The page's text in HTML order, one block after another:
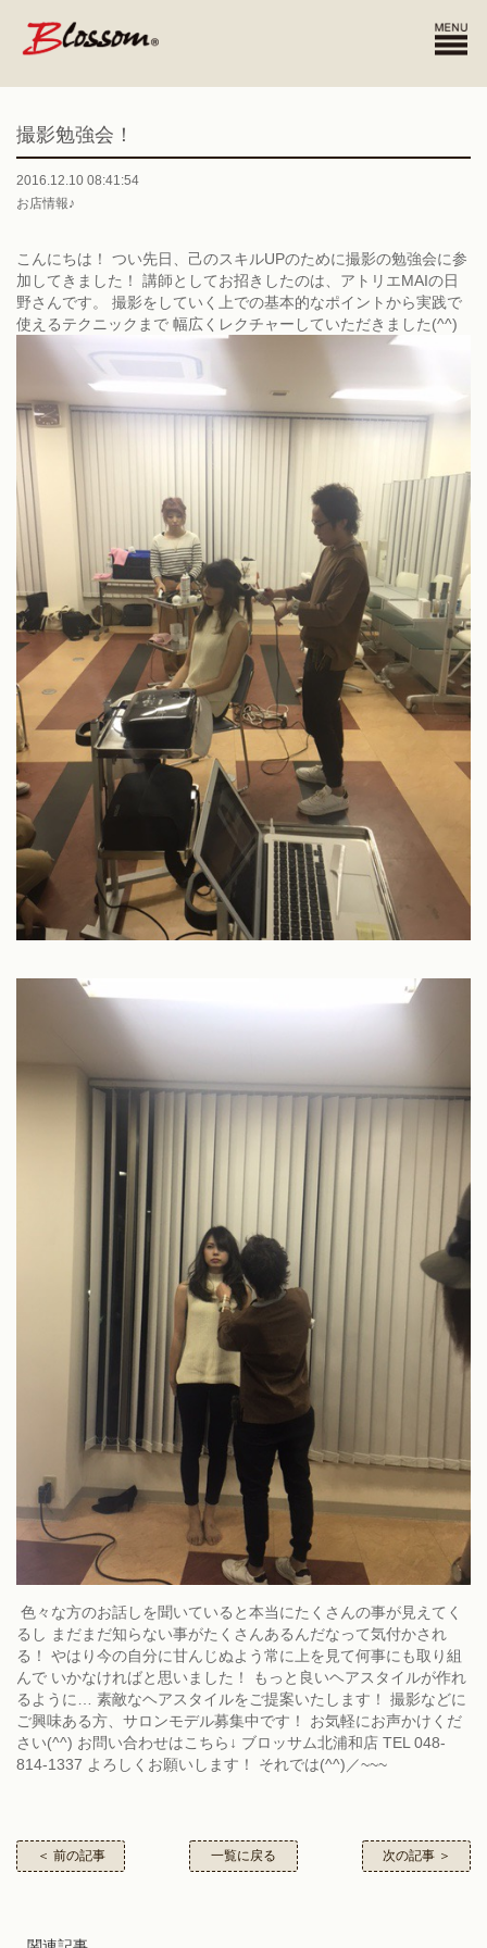
撮影勉強会！
2016.12.10 08:41:54
お店情報♪
こんにちは！ つい先日、己のスキルUPのために撮影の勉強会に参
加してきました！ 講師としてお招きしたのは、アトリエMAIの日
野さんです。 撮影をしていく上での基本的なポイントから実践で
使えるテクニックまで 幅広くレクチャーしていただきました(^^)
色々な方のお話しを聞いていると本当にたくさんの事が見えてく
るし まだまだ知らない事がたくさんあるんだなって気付かされ
る！ やはり今の自分に甘んじぬよう常に上を見て何事にも取り組
んで いかなければと思いました！ もっと良いヘアスタイルが作れ
るように… 素敵なヘアスタイルをご提案いたします！ 撮影などに
ご興味ある方、サロンモデル募集中です！ お気軽にお声かけくだ
さい(^^) お問い合わせはこちら↓ ブロッサム北浦和店 TEL 048-
814-1337 よろしくお願いします！ それでは(^^)／~~~
＜ 前の記事 一覧に戻る 次の記事 ＞